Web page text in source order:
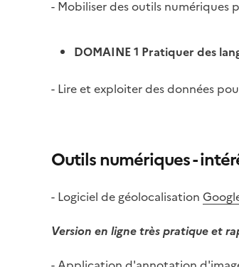
- Mobiliser des outils numériques
DOMAINE 1 Pratiquer des
- Lire et exploiter des données
Outils numériques -
- Logiciel de géolocalisation
Version en ligne très pratique et